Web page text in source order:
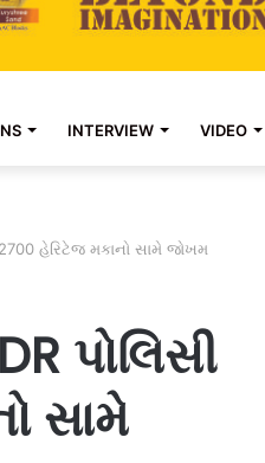
INTERVIEW VIDEO
હેરિટેજ મકાનો સામે જોખમ
પોલિસી
સામે